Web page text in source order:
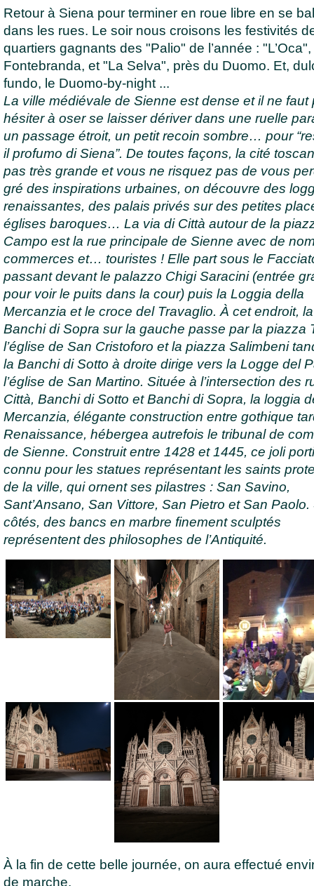
Retour à Siena pour terminer en roue libre en se
dans les rues. Le soir nous croisons les festivités
quartiers gagnants des "Palio" de l’année :
Fontebranda, et "La Selva", près du Duomo. Et,
fundo, le Duomo-by-night ...
La ville médiévale de Sienne est dense et il ne faut
hésiter à oser se laisser dériver dans une ruelle
un passage étroit, un petit recoin sombre… pour
il profumo di Siena”. De toutes façons, la cité
pas très grande et vous ne risquez pas de vous
gré des inspirations urbaines, on découvre des
renaissantes, des palais privés sur des petites
églises baroques… La via di Città autour de la
Campo est la rue principale de Sienne avec de
commerces et… touristes ! Elle part sous le
passant devant le palazzo Chigi Saracini (entrée
pour voir le puits dans la cour) puis la Loggia della
Mercanzia et le croce del Travaglio. À cet endroit,
Banchi di Sopra sur la gauche passe par la piazza
l’église de San Cristoforo et la piazza Salimbeni
la Banchi di Sotto à droite dirige vers la Logge del
l’église de San Martino. Située à l’intersection des
Città, Banchi di Sotto et Banchi di Sopra, la loggia
Mercanzia, élégante construction entre gothique
Renaissance, hébergea autrefois le tribunal de
de Sienne. Construit entre 1428 et 1445, ce joli
connu pour les statues représentant les saints
de la ville, qui ornent ses pilastres : San Savino,
Sant’Ansano, San Vittore, San Pietro et San Paolo.
côtés, des bancs en marbre finement sculptés
représentent des philosophes de l’Antiquité.
À la fin de cette belle journée, on aura effectué
de marche.